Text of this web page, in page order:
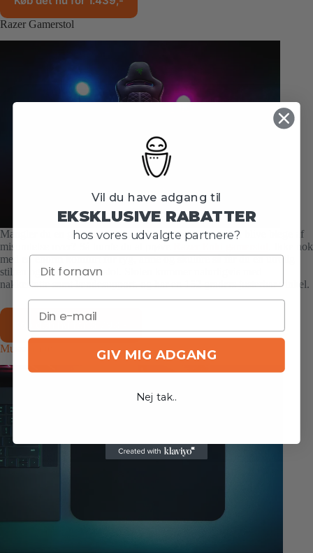
Razer Gamerstol
Mangler du en gamer stol, som alle dine team mates vil blive blege af
misundelse over? Så burde du at prøve
. Ikke nok
med en enorm komfort for ryg, arme og skuldre så får du en utrolig
stilren og lækker gamerstol. Stolen kommer naturligvis med
nakkestøtte samt lændesupport, og har en 152 graders justerbar vinkel.
Køb den nu for 3.798,-
Mussemåtte
Vil du have adgang til
EKSKLUSIVE RABATTER
hos vores udvalgte partnere?
GIV MIG ADGANG
Nej tak..